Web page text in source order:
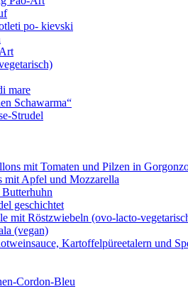
po- kievski
mare
Schawarma“
Strudel
mit Tomaten und Pilzen in
mit Apfel und Mozzarella
geschichtet
mit Röstzwiebeln (ovo-lacto-
(vegan)
Kartoffelpüreetalern und
Cordon-Bleu